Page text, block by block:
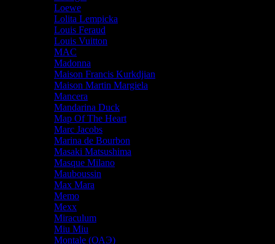
Loewe
Lolita Lempicka
Louis Feraud
Louis Vuitton
MAC
Madonna
Maison Francis Kurkdjian
Maison Martin Margiela
Mancera
Mandarina Duck
Map Of The Heart
Marc Jacobs
Marina de Bourbon
Masaki Matsushima
Masque Milano
Mauboussin
Max Mara
Memo
Mexx
Miraculum
Miu Miu
Montale (ОАЭ)